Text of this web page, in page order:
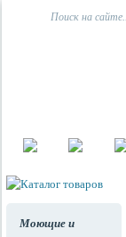
Моющие и